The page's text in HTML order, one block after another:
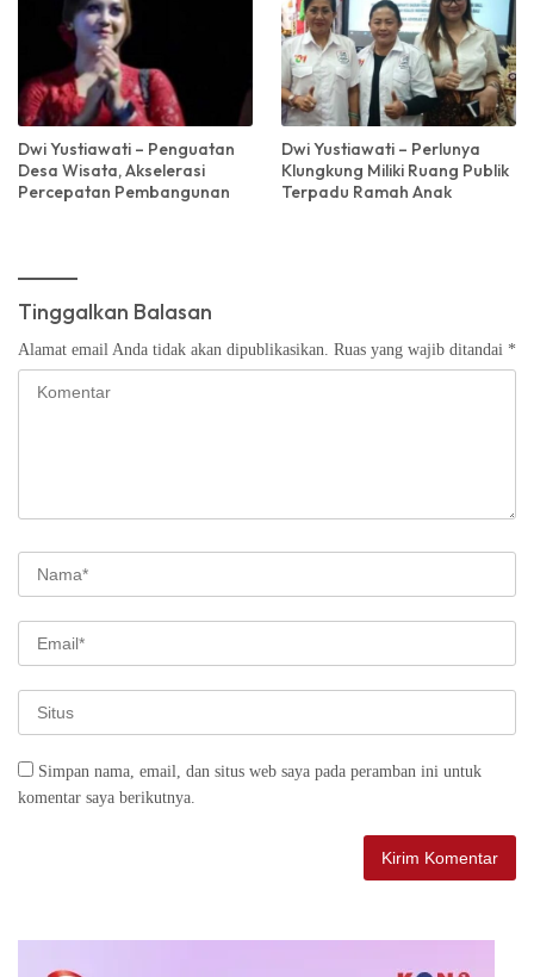
Dwi Yustiawati – Penguatan
Desa Wisata, Akselerasi
Percepatan Pembangunan
Dwi Yustiawati – Perlunya
Klungkung Miliki Ruang Publik
Terpadu Ramah Anak
Tinggalkan Balasan
Alamat email Anda tidak akan dipublikasikan. Ruas yang wajib ditandai *
Simpan nama, email, dan situs web saya pada peramban ini untuk
komentar saya berikutnya.